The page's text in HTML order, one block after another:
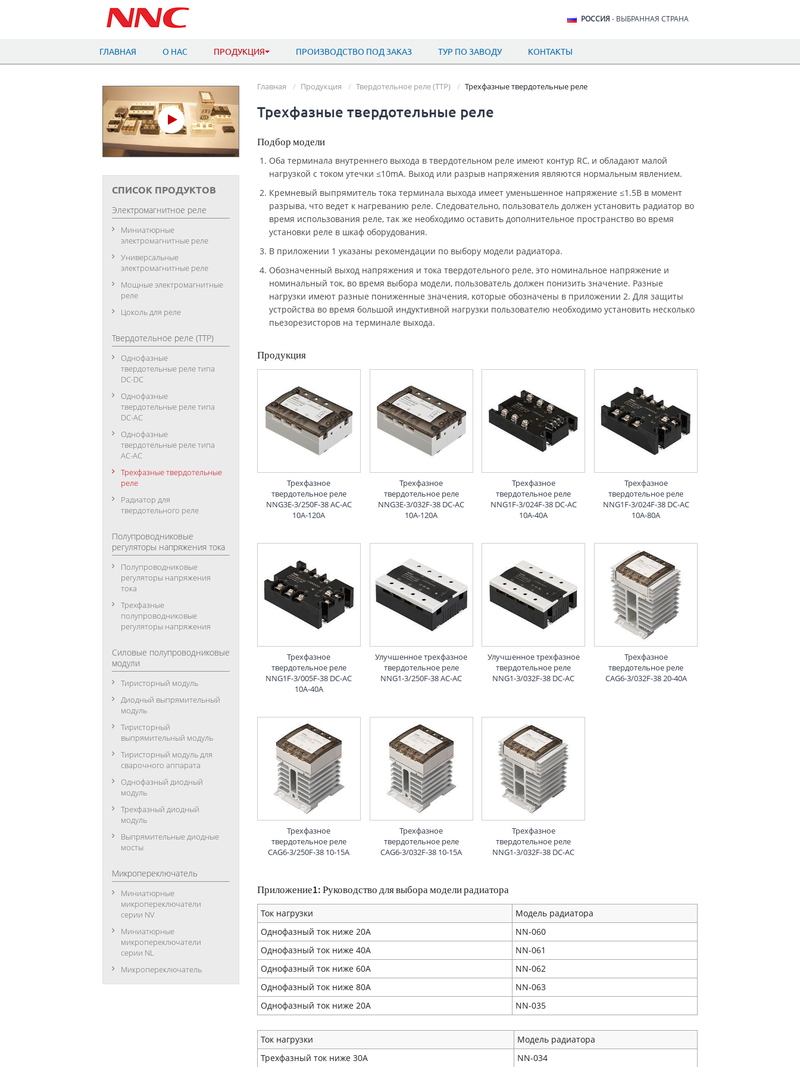
РОССИЯ - ВЫБРАННАЯ СТРАНА
ГЛАВНАЯ О НАС ПРОДУКЦИЯ ПРОИЗВОДСТВО ПОД ЗАКАЗ ТУР ПО ЗАВОДУ КОНТАКТЫ
Главная Продукция Твердотельное реле (ТТР) Трехфазные твердотельные реле
Трехфазные твердотельные реле
Подбор модели
Оба терминала внутреннего выхода в твердотельном реле имеют контур RC, и обладают малой
нагрузкой с током утечки ≤10mA. Выход или разрыв напряжения являются нормальным явлением.
Кремневый выпрямитель тока терминала выхода имеет уменьшенное напряжение ≤1.5В в момент
разрыва, что ведет к нагреванию реле. Следовательно, пользователь должен установить радиатор во
время использования реле, так же необходимо оставить дополнительное пространство во время
установки реле в шкаф оборудования.
В приложении 1 указаны рекомендации по выбору модели радиатора.
Обозначенный выход напряжения и тока твердотельного реле, это номинальное напряжение и
номинальный ток, во время выбора модели, пользователь должен понизить значение. Разные
нагрузки имеют разные пониженные значения, которые обозначены в приложении 2. Для защиты
устройства во время большой индуктивной нагрузки пользователю необходимо установить несколько
пьезорезисторов на терминале выхода.
Продукция
Трехфазное
твердотельное реле
NNG3E-3/250F-38 AC-AC
10A-120A
Трехфазное
твердотельное реле
NNG3E-3/032F-38 DC-AC
10A-120A
Трехфазное
твердотельное реле
NNG1F-3/024F-38 DC-AC
10A-40A
Трехфазное
твердотельное реле
NNG1F-3/024F-38 DC-AC
10A-80A
Трехфазное
твердотельное реле
NNG1F-3/005F-38 DC-AC
10A-40A
Улучшенное трехфазное
твердотельное реле
NNG1-3/250F-38 AC-AC
Улучшенное трехфазное
твердотельное реле
NNG1-3/032F-38 DC-AC
Трехфазное
твердотельное реле
CAG6-3/032F-38 20-40A
Трехфазное
твердотельное реле
CAG6-3/250F-38 10-15A
Трехфазное
твердотельное реле
CAG6-3/032F-38 10-15A
Трехфазное
твердотельное реле
NNG1-3/032F-38 DC-AC
Приложение1: Руководство для выбора модели радиатора
Ток нагрузки
Модель радиатора
Однофазный ток ниже 20A
NN-060
Однофазный ток ниже 40A
NN-061
Однофазный ток ниже 60A
NN-062
Однофазный ток ниже 80A
NN-063
Однофазный ток ниже 20A
NN-035
Ток нагрузки
Модель радиатора
Трехфазный ток ниже 30A
NN-034
СПИСОК ПРОДУКТОВ
Электромагнитное реле
Миниатюрные
электромагнитные реле
Универсальные
электромагнитные реле
Мощные электромагнитные
реле
Цоколь для реле
Твердотельное реле (ТТР)
Однофазные
твердотельные реле типа
DC-DC
Однофазные
твердотельные реле типа
DC-АC
Однофазные
твердотельные реле типа
АC-АC
Трехфазные твердотельные
реле
Радиатор для
твердотельного реле
Полупроводниковые
регуляторы напряжения тока
Полупроводниковые
регуляторы напряжения
тока
Трехфазные
полупроводниковые
регуляторы напряжения
Силовые полупроводниковые
модули
Тиристорный модуль
Диодный выпрямительный
модуль
Тиристорный
выпрямительный модуль
Тиристорный модуль для
сварочного аппарата
Однофазный диодный
модуль
Трехфазный диодный
модуль
Выпрямительные диодные
мосты
Микропереключатель
Миниатюрные
микропереключатели
серии NV
Миниатюрные
микропереключатели
серии NL
Микропереключатель